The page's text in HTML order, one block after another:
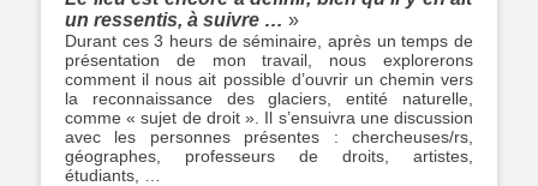
un ressentis, à suivre … »
Durant ces 3 heurs de séminaire, après un temps de
présentation de mon travail, nous explorerons
comment il nous ait possible d’ouvrir un chemin vers
la reconnaissance des glaciers, entité naturelle,
comme « sujet de droit ». Il s’ensuivra une discussion
avec les personnes présentes : chercheuses/rs,
géographes, professeurs de droits, artistes,
étudiants, …